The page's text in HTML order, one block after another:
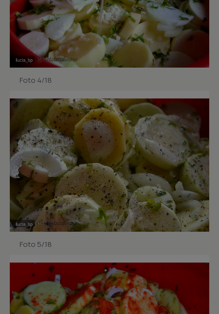
Foto 4/18
Foto 5/18